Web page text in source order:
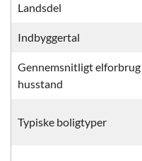
Landsdel
Indbyggertal
Gennemsnitligt elforbrug
husstand
Typiske boligtyper